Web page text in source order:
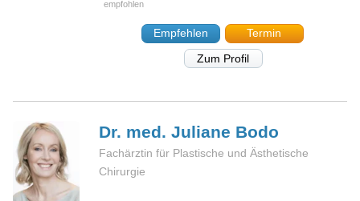
Empfehlen
Termin
Zum Profil
Dr. med. Juliane Bodo
Fachärztin für Plastische und Ästhetische
Chirurgie